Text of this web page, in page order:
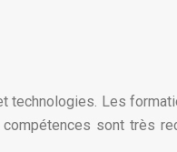
technologies. Les
sont très